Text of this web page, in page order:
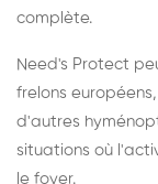
complète.
Need's Protect
frelons
d'autres
situations où
le foyer.